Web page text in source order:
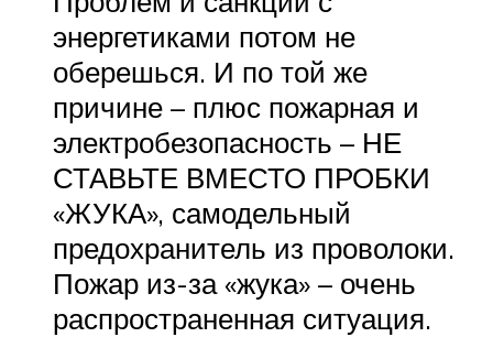
энергетиками потом не
оберешься. И по той же
причине – плюс пожарная и
электробезопасность – НЕ
СТАВЬТЕ ВМЕСТО ПРОБКИ
«ЖУКА», самодельный
предохранитель из проволоки.
Пожар из-за «жука» – очень
распространенная ситуация.